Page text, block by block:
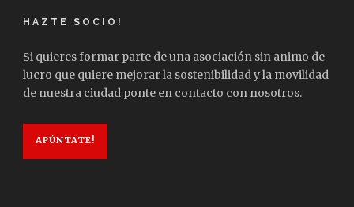
HAZTE SOCIO!
Si quieres formar parte de una asociación sin animo de
lucro que quiere mejorar la sostenibilidad y la movilidad
de nuestra ciudad ponte en contacto con nosotros.
APÚNTATE!